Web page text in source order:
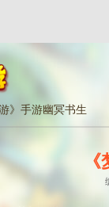
》手游幽冥书生